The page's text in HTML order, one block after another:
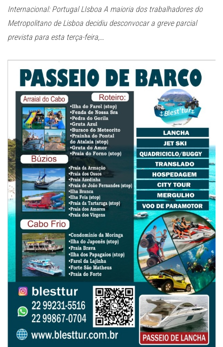
Internacional: Portugal LIsboa A maioria dos trabalhadores do
Metropolitano de Lisboa decidiu desconvocar a greve parcial
prevista para esta terça-feira,…